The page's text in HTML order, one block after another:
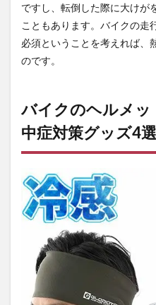
プ
2.3
冷感
ヘル
2.4
クー
レ
3
まと
3.1
熱中
ッズ
ですし、転倒した際に大けが
こともあります。バイクの走
必須ということを考えれば、
のです。
バイクのヘルメ
中症対策グッズ4選